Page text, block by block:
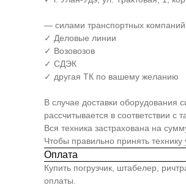
— силами транспортных
✓ Деловые линии
✓ Возовозов
✓ СДЭК
✓ другая ТК по вашему желанию
В случае доставки оборудования
рассчитывается в соответствии с
Вся техника застрахована на
Чтобы правильно принять
Оплата
Купить погрузчик, штабелер,
оплаты.